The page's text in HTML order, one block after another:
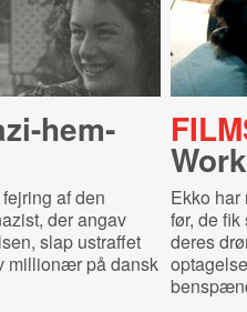
​hem­
af den
der angav
slap ustraffet
millionær på dansk
Ekko har
før, de
deres